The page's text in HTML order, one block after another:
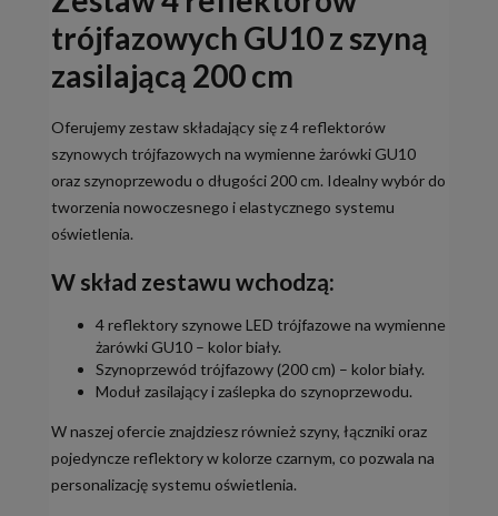
trójfazowych GU10 z szyną
zasilającą 200 cm
Oferujemy zestaw składający się z 4 reflektorów
szynowych trójfazowych na wymienne żarówki GU10
oraz szynoprzewodu o długości 200 cm. Idealny wybór do
tworzenia nowoczesnego i elastycznego systemu
oświetlenia.
W skład zestawu wchodzą:
4 reflektory szynowe LED trójfazowe na wymienne
żarówki GU10 – kolor biały.
Szynoprzewód trójfazowy (200 cm) – kolor biały.
Moduł zasilający i zaślepka do szynoprzewodu.
W naszej ofercie znajdziesz również szyny, łączniki oraz
pojedyncze reflektory w kolorze czarnym, co pozwala na
personalizację systemu oświetlenia.